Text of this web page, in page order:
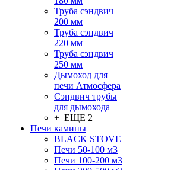
Труба сэндвич
200 мм
Труба сэндвич
220 мм
Труба сэндвич
250 мм
Дымоход для
печи Атмосфера
Сэндвич трубы
для дымохода
+ ЕЩЕ 2
Печи камины
BLACK STOVE
Печи 50-100 м3
Печи 100-200 м3